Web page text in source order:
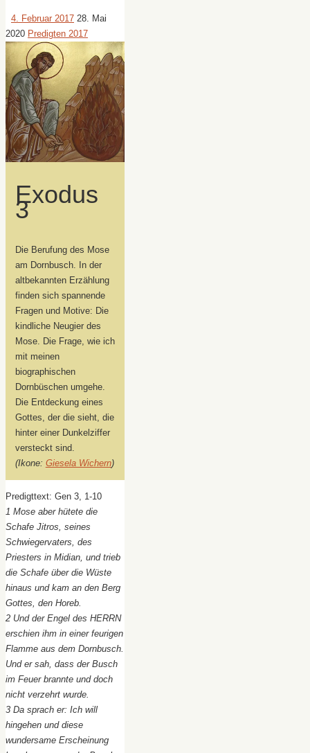
4. Februar 2017 28. Mai
2020 Predigten 2017
Exodus
3
Die Berufung des Mose
am Dornbusch. In der
altbekannten Erzählung
finden sich spannende
Fragen und Motive: Die
kindliche Neugier des
Mose. Die Frage, wie ich
mit meinen
biographischen
Dornbüschen umgehe.
Die Entdeckung eines
Gottes, der die sieht, die
hinter einer Dunkelziffer
versteckt sind.
(Ikone: Giesela Wichern)
Predigttext: Gen 3, 1-10
1 Mose aber hütete die
Schafe Jitros, seines
Schwiegervaters, des
Priesters in Midian, und trieb
die Schafe über die Wüste
hinaus und kam an den Berg
Gottes, den Horeb.
2 Und der Engel des HERRN
erschien ihm in einer feurigen
Flamme aus dem Dornbusch.
Und er sah, dass der Busch
im Feuer brannte und doch
nicht verzehrt wurde.
3 Da sprach er: Ich will
hingehen und diese
wundersame Erscheinung